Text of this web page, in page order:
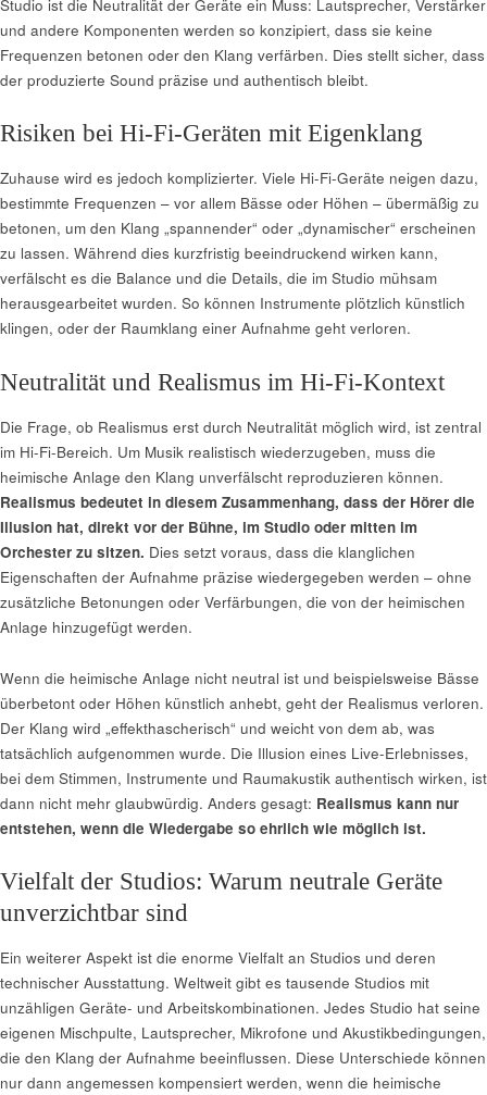
Studio ist die Neutralität der Geräte ein Muss: Lautsprecher, Verstärker
und andere Komponenten werden so konzipiert, dass sie keine
Frequenzen betonen oder den Klang verfärben. Dies stellt sicher, dass
der produzierte Sound präzise und authentisch bleibt.
Risiken bei Hi-Fi-Geräten mit Eigenklang
Zuhause wird es jedoch komplizierter. Viele Hi-Fi-Geräte neigen dazu,
bestimmte Frequenzen – vor allem Bässe oder Höhen – übermäßig zu
betonen, um den Klang „spannender“ oder „dynamischer“ erscheinen
zu lassen. Während dies kurzfristig beeindruckend wirken kann,
verfälscht es die Balance und die Details, die im Studio mühsam
herausgearbeitet wurden. So können Instrumente plötzlich künstlich
klingen, oder der Raumklang einer Aufnahme geht verloren.
Neutralität und Realismus im Hi-Fi-Kontext
Die Frage, ob Realismus erst durch Neutralität möglich wird, ist zentral
im Hi-Fi-Bereich. Um Musik realistisch wiederzugeben, muss die
heimische Anlage den Klang unverfälscht reproduzieren können.
Realismus bedeutet in diesem Zusammenhang, dass der Hörer die
Illusion hat, direkt vor der Bühne, im Studio oder mitten im
Orchester zu sitzen. Dies setzt voraus, dass die klanglichen
Eigenschaften der Aufnahme präzise wiedergegeben werden – ohne
zusätzliche Betonungen oder Verfärbungen, die von der heimischen
Anlage hinzugefügt werden.
Wenn die heimische Anlage nicht neutral ist und beispielsweise Bässe
überbetont oder Höhen künstlich anhebt, geht der Realismus verloren.
Der Klang wird „effekthascherisch“ und weicht von dem ab, was
tatsächlich aufgenommen wurde. Die Illusion eines Live-Erlebnisses,
bei dem Stimmen, Instrumente und Raumakustik authentisch wirken, ist
dann nicht mehr glaubwürdig. Anders gesagt: Realismus kann nur
entstehen, wenn die Wiedergabe so ehrlich wie möglich ist.
Vielfalt der Studios: Warum neutrale Geräte
unverzichtbar sind
Ein weiterer Aspekt ist die enorme Vielfalt an Studios und deren
technischer Ausstattung. Weltweit gibt es tausende Studios mit
unzähligen Geräte- und Arbeitskombinationen. Jedes Studio hat seine
eigenen Mischpulte, Lautsprecher, Mikrofone und Akustikbedingungen,
die den Klang der Aufnahme beeinflussen. Diese Unterschiede können
nur dann angemessen kompensiert werden, wenn die heimische